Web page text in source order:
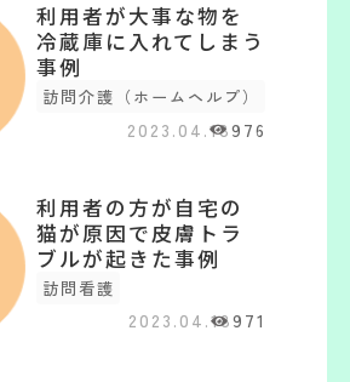
利用者が大事な物を
冷蔵庫に入れてしまう
事例
訪問介護（ホームヘルプ）
2023.04.18976
利用者の方が自宅の
猫が原因で皮膚トラ
ブルが起きた事例
訪問看護
2023.04.18971